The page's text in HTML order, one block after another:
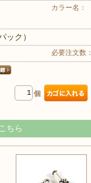
カラー名：
ック）
必要注文数：
個
ちら